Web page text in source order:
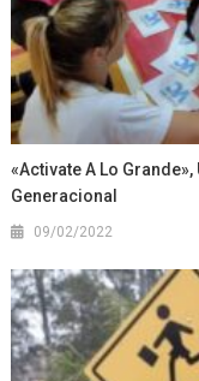
«Activate A Lo
Generacional
09/02/2022